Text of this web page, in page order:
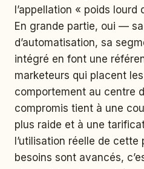
l’appellation « poids lourd
En grande partie, oui —
d’automatisation, sa
intégré en font une
marketeurs qui placent
comportement au centre
compromis tient à une
plus raide et à une
l’utilisation réelle de cette
besoins sont avancés,